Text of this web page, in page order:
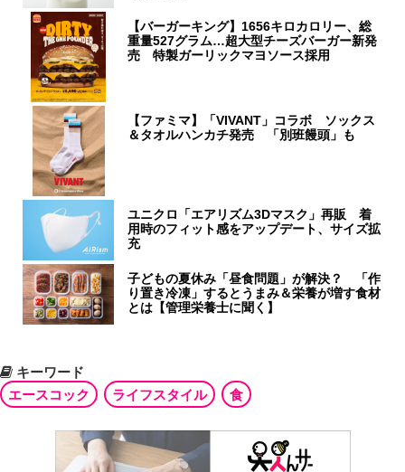
【バーガーキング】1656キロカロリー、総
重量527グラム…超大型チーズバーガー新発
売 特製ガーリックマヨソース採用
【ファミマ】「VIVANT」コラボ ソックス
＆タオルハンカチ発売 「別班饅頭」も
ユニクロ「エアリズム3Dマスク」再販 着
用時のフィット感をアップデート、サイズ拡
充
子どもの夏休み「昼食問題」が解決？ 「作
り置き冷凍」するとうまみ＆栄養が増す食材
とは【管理栄養士に聞く】
キーワード
エースコック
ライフスタイル 食